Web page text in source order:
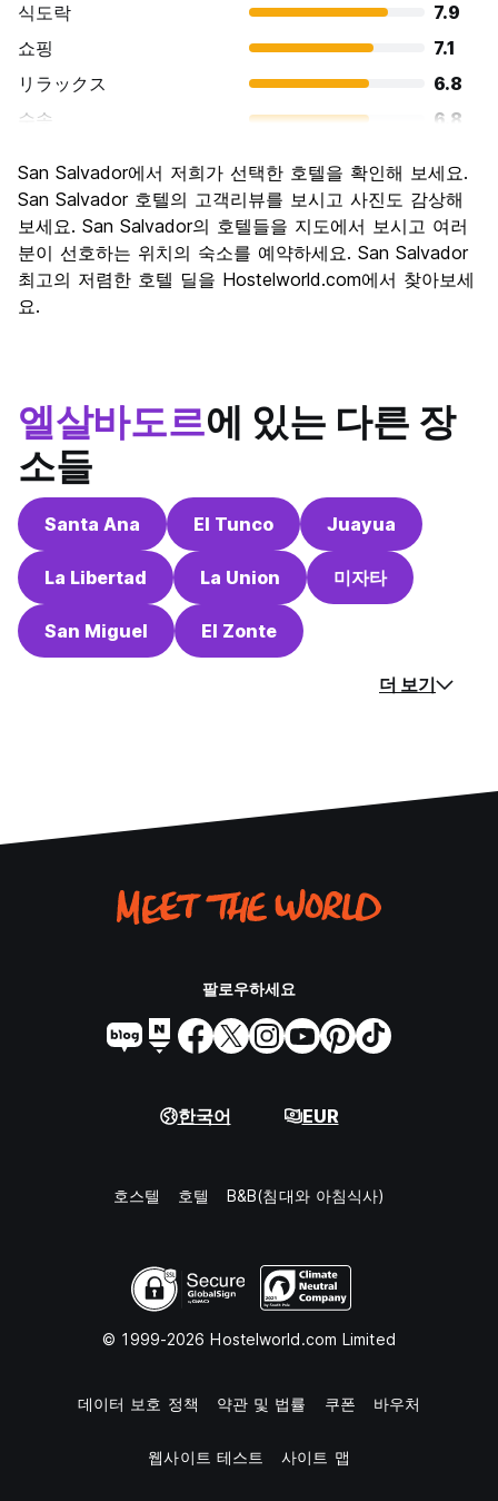
식도락
7.9
쇼핑
7.1
リラックス
6.8
수송
6.8
문화
7.6
나이트 라이프
6.9
가격 대비 만족도
8.0
San Salvador에서 저희가 선택한 호텔을 확인해 보세요.
San Salvador 호텔의 고객리뷰를 보시고 사진도 감상해
보세요. San Salvador의 호텔들을 지도에서 보시고 여러
분이 선호하는 위치의 숙소를 예약하세요. San Salvador
최고의 저렴한 호텔 딜을 Hostelworld.com에서 찾아보세
요.
엘살바도르에 있는 다른 장
소들
Santa Ana El Tunco Juayua
La Libertad La Union 미자타
San Miguel El Zonte
더 보기
팔로우하세요
한국어 EUR
호스텔 호텔 B&B(침대와 아침식사)
© 1999-2026 Hostelworld.com Limited
데이터 보호 정책 약관 및 법률 쿠폰 바우처
웹사이트 테스트 사이트 맵